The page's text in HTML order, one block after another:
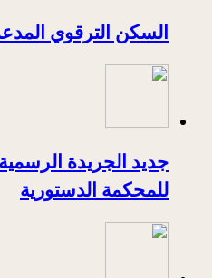
السكن الترقوي
جديد الجريدة
للمحكمة الدستورية